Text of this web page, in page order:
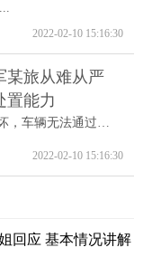
2022-02-10 15:16:30
某旅从难从严
置能力
“前方道路遭‘敌’破坏，车辆无法通过。...
2022-02-10 15:16:30
回应 基本情况讲解